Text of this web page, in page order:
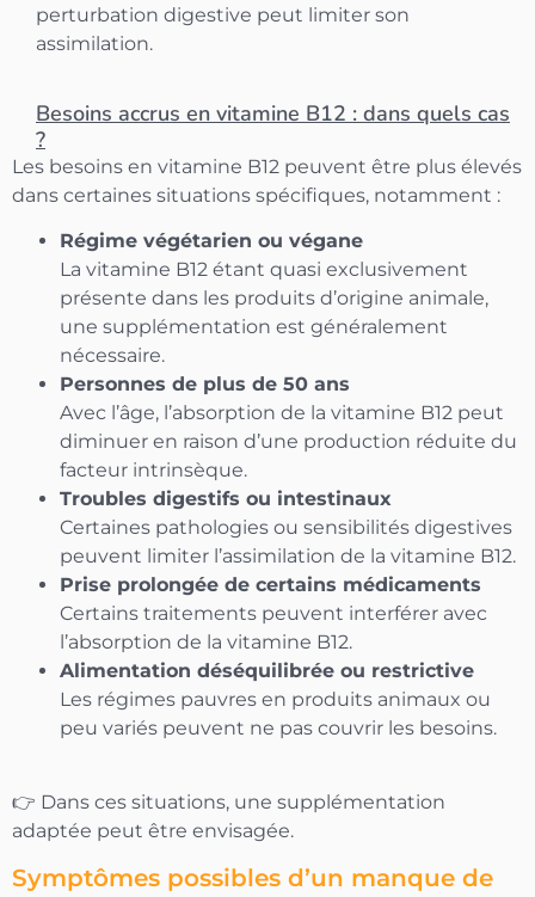
perturbation digestive peut limiter son
assimilation.
Besoins accrus en vitamine B12 : dans quels cas
?
Les besoins en vitamine B12 peuvent être plus élevés
dans certaines situations spécifiques, notamment :
Régime végétarien ou végane
La vitamine B12 étant quasi exclusivement
présente dans les produits d’origine animale,
une supplémentation est généralement
nécessaire.
Personnes de plus de 50 ans
Avec l’âge, l’absorption de la vitamine B12 peut
diminuer en raison d’une production réduite du
facteur intrinsèque.
Troubles digestifs ou intestinaux
Certaines pathologies ou sensibilités digestives
peuvent limiter l’assimilation de la vitamine B12.
Prise prolongée de certains médicaments
Certains traitements peuvent interférer avec
l’absorption de la vitamine B12.
Alimentation déséquilibrée ou restrictive
Les régimes pauvres en produits animaux ou
peu variés peuvent ne pas couvrir les besoins.
👉 Dans ces situations, une supplémentation
adaptée peut être envisagée.
Symptômes possibles d’un manque de